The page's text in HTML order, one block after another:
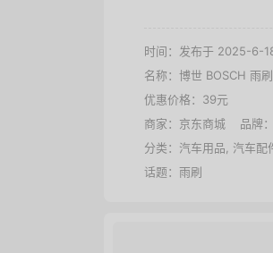
时间：发布于 2025-6-
名称： 博世 BOSCH 雨
优惠价格： 39元
商家： 京东商城 品牌：
分类： 汽车用品 汽车配
话题： 雨刷